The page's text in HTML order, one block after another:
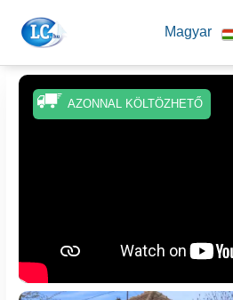
Magyar
AZONNAL KÖLTÖZHETŐ